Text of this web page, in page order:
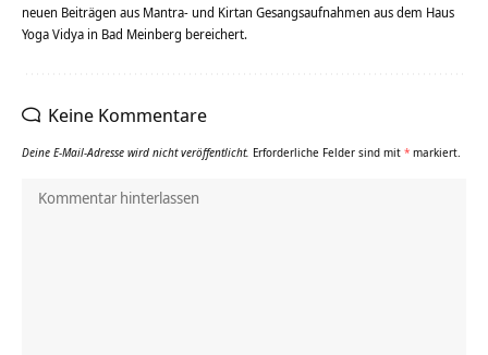
neuen Beiträgen aus Mantra- und Kirtan Gesangsaufnahmen aus dem Haus
Yoga Vidya in Bad Meinberg bereichert.
Keine Kommentare
Deine E-Mail-Adresse wird nicht veröffentlicht. Erforderliche Felder sind mit * markiert.